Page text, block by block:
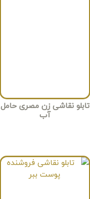
تابلو نقاشی زن مصری حامل
آب